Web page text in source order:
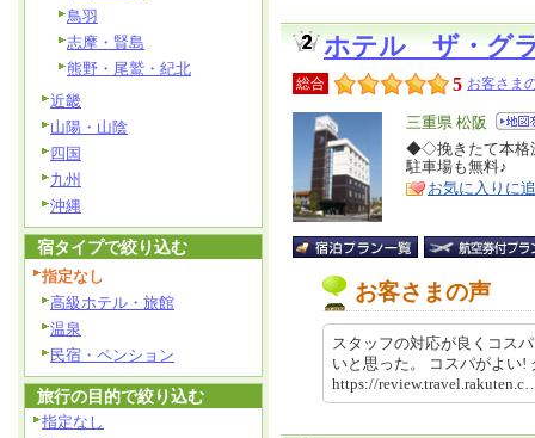
ホテル ザ・グ
総合 5 お客さま
エ
リ
ア
三重県 松阪
特
徴
◆◇挽きたて本格
駐車場も無料♪
お気に入りに
お客さまの声
スタッフの対応が良くコス
いと思った。 コスパがよ
https://
鳥羽
志摩・賢島
熊野・尾鷲・紀北
近畿
山陽・山陰
四国
九州
沖縄
宿タイプで絞り込む
指定なし
高級ホテル・旅館
温泉
民宿・ペンション
旅行の目的で絞り込む
指定なし